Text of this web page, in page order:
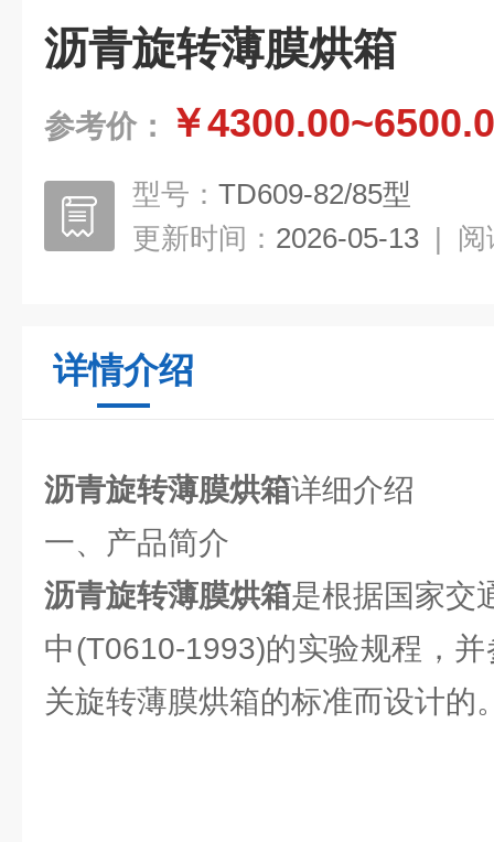
沥青旋转薄膜烘箱
参考价： ￥
型号： TD609-82/85型
更新时间： 2026-05-13 | 阅
详情介绍
沥青旋转薄膜烘箱详细介绍
一、产品简介
沥青旋转薄膜烘箱是根据国家交
中(T0610-1993)的实验规程，
关旋转薄膜烘箱的标准而设计的